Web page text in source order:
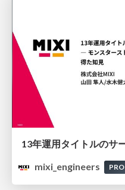
mixi_engineers
PRO